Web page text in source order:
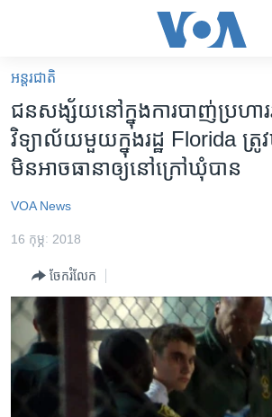
គេហទំព័រ​
ទាក់ទង
រំលង​
និង​
ចូល​
ទំព័រ​
ព័ត៌មាន​​
រំលង​
និង​
ចូល​
ទៅ​
អន្តរជាតិ
អាមេរិក
ព្រឹត្តិការណ៍ព័ត៌មាន
ទូរទស្សន៍ / វីដេអូ​
វិទ្យុ / ផតខាសថ៍
កម្មវិធីទាំងអស់
អន្តរជាតិ
ជនសង្ស័យ​នៅ​ក្នុង​ការ​បាញ់​ប្រហារ​
វិទ្យាល័យ​​មួយ​ក្នុង​រដ្ឋ Florida ត្
មិន​អាច​ធានា​ឲ្យ​នៅ​ក្រៅ​ឃុំ​បាន
VOA News
16 កុម្ភៈ 2018
ចែករំលែក